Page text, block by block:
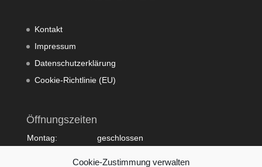
Cookie-Zustimmung verwalten
Kontakt
Impressum
Datenschutzerklärung
Cookie-Richtlinie (EU)
Öffnungszeiten
Montag:
geschlossen